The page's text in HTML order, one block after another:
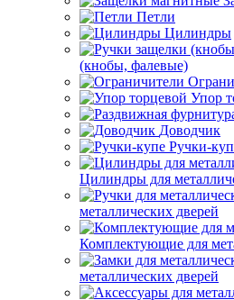
Петли
Цилиндры
(кнобы, фалевые)
Упор
Доводчик
Ручки-
Цилиндры для
металлических дверей
Комплектующие для
металлических дверей